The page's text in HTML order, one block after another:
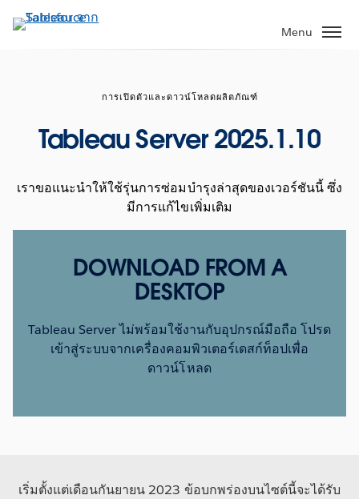
ไป
Menu
การเปิดตัวและดาวน์โหลดผลิตภัณฑ์
Tableau Server 2025.1.10
เราขอแนะนำให้ใช้รุ่นการซ่อมบำรุงล่าสุดของเวอร์ชันนี้ ซึ่ง
มีการแก้ไขเพิ่มเติม
DOWNLOAD FROM A
DESKTOP
Tableau Server ไม่พร้อมใช้งานกับอุปกรณ์มือถือ โปรด
เข้าสู่ระบบจากเครื่องคอมพิวเตอร์เดสก์ท็อปเพื่อ
ดาวน์โหลด
เริ่มตั้งแต่เดือนกันยายน 2023 ข้อบกพร่องบนไซต์นี้จะได้รับ